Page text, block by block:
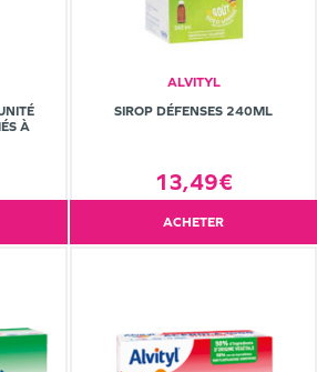
À
ALVITYL
SIROP DÉFENSES 240ML
13,49€
ACHETER